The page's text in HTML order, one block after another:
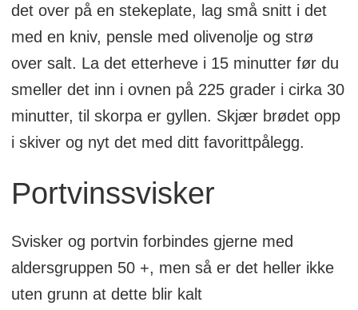
det over på en stekeplate, lag små snitt i det
med en kniv, pensle med olivenolje og strø
over salt. La det etterheve i 15 minutter før du
smeller det inn i ovnen på 225 grader i cirka 30
minutter, til skorpa er gyllen. Skjær brødet opp
i skiver og nyt det med ditt favorittpålegg.
Portvinssvisker
Svisker og portvin forbindes gjerne med
aldersgruppen 50 +, men så er det heller ikke
uten grunn at dette blir kalt